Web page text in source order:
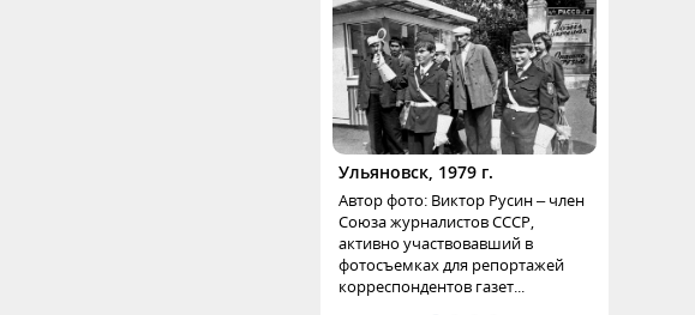
Ульяновск, 1979 г.
Автор фото: Виктор Русин – член
Союза журналистов СССР,
активно участвовавший в
фотосъемках для репортажей
корреспондентов газет...